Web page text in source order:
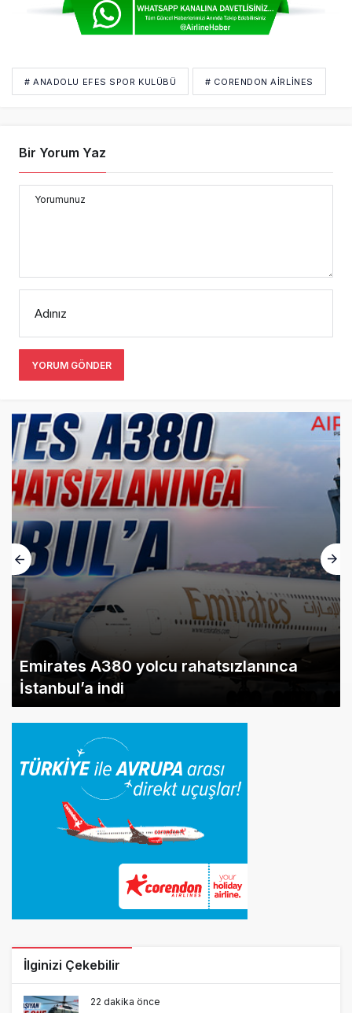
# ANADOLU EFES SPOR KULÜBÜ # CORENDON AIRLINES
Bir Yorum Yaz
Yorumunuz
Adınız
YORUM GÖNDER
Emirates A380 yolcu rahatsızlanınca
İstanbul’a indi
İlginizi Çekebilir
22 dakika önce